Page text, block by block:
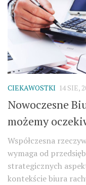
CIEKAWOSTKI 14 SIE,
Nowoczesne
możemy
Współczesna
wymaga od
strategicznych
kontekście biura